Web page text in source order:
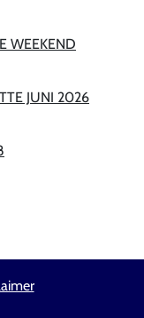
WEEKEND
JUNI 2026